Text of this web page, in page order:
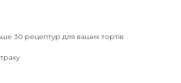
30 рецептур для ваших тортів